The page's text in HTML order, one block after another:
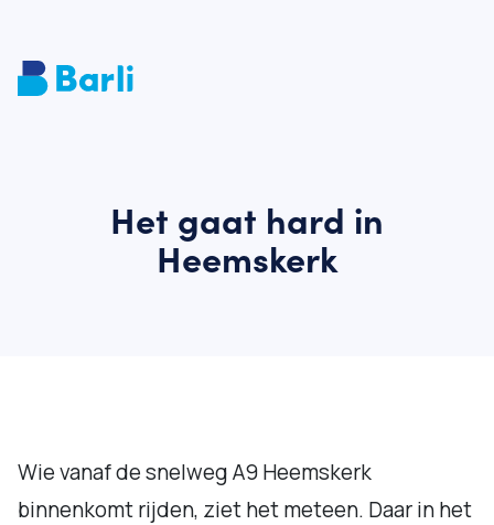
Het gaat hard in
Heemskerk
Wie vanaf de snelweg A9 Heemskerk
binnenkomt rijden, ziet het meteen. Daar in het